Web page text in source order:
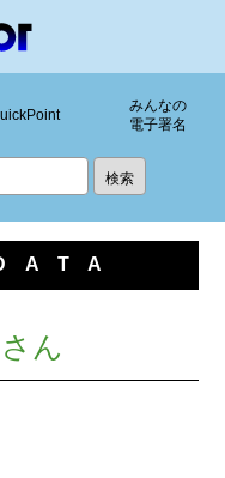
みんなの
電子署名
ん